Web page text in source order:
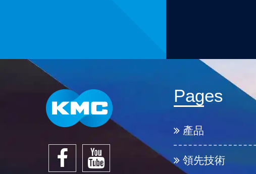
Pages
產品
領先技術